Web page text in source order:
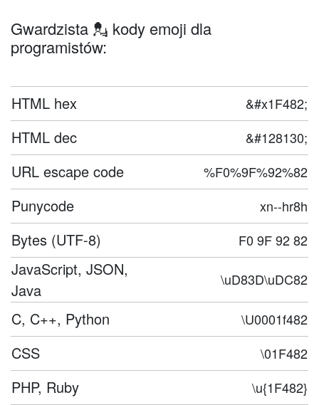
Gwardzista 💂 kody emoji dla
programistów:
HTML hex &#x1F482;
HTML dec &#128130;
URL escape code %F0%9F%92%82
Punycode xn--hr8h
Bytes (UTF-8) F0 9F 92 82
JavaScript, JSON,
Java
\uD83D\uDC82
C, C++, Python \U0001f482
CSS \01F482
PHP, Ruby \u{1F482}